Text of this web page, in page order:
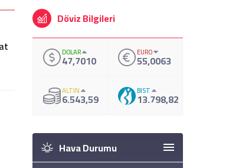
Döviz Bilgileri
DOLAR
47,7010 EURO
55,0063
ALTIN
6.543,59 BIST
13.798,82
Hava Durumu